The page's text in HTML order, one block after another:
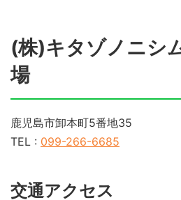
(株)キタゾノニシ
場
鹿児島市卸本町5番地35
TEL : 099-266-6685
交通アクセス